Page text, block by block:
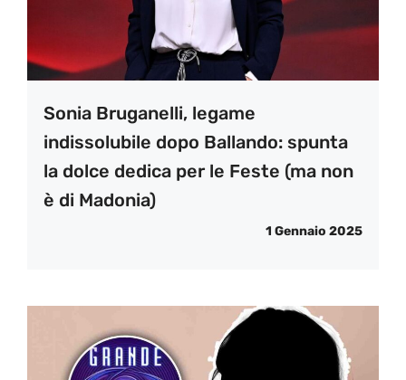
Sonia Bruganelli, legame
indissolubile dopo Ballando: spunta
la dolce dedica per le Feste (ma non
è di Madonia)
1 Gennaio 2025